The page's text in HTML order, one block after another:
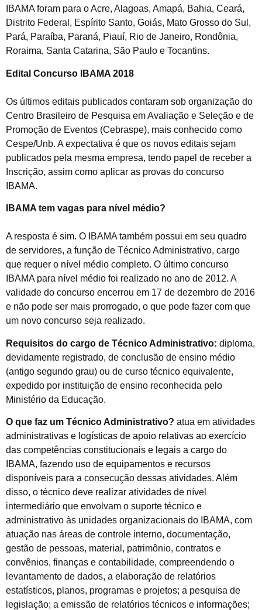
IBAMA foram para o Acre, Alagoas, Amapá, Bahia, Ceará,
Distrito Federal, Espírito Santo, Goiás, Mato Grosso do Sul,
Pará, Paraíba, Paraná, Piauí, Rio de Janeiro, Rondônia,
Roraima, Santa Catarina, São Paulo e Tocantins.
Edital Concurso IBAMA 2018
Os últimos editais publicados contaram sob organização do
Centro Brasileiro de Pesquisa em Avaliação e Seleção e de
Promoção de Eventos (Cebraspe), mais conhecido como
Cespe/Unb. A expectativa é que os novos editais sejam
publicados pela mesma empresa, tendo papel de receber a
Inscrição, assim como aplicar as provas do concurso
IBAMA.
IBAMA tem vagas para nível médio?
A resposta é sim. O IBAMA também possui em seu quadro
de servidores, a função de Técnico Administrativo, cargo
que requer o nível médio completo. O último concurso
IBAMA para nível médio foi realizado no ano de 2012. A
validade do concurso encerrou em 17 de dezembro de 2016
e não pode ser mais prorrogado, o que pode fazer com que
um novo concurso seja realizado.
Requisitos do cargo de Técnico Administrativo: diploma,
devidamente registrado, de conclusão de ensino médio
(antigo segundo grau) ou de curso técnico equivalente,
expedido por instituição de ensino reconhecida pelo
Ministério da Educação.
O que faz um Técnico Administrativo? atua em atividades
administrativas e logísticas de apoio relativas ao exercício
das competências constitucionais e legais a cargo do
IBAMA, fazendo uso de equipamentos e recursos
disponíveis para a consecução dessas atividades. Além
disso, o técnico deve realizar atividades de nível
intermediário que envolvam o suporte técnico e
administrativo às unidades organizacionais do IBAMA, com
atuação nas áreas de controle interno, documentação,
gestão de pessoas, material, patrimônio, contratos e
convênios, finanças e contabilidade, compreendendo o
levantamento de dados, a elaboração de relatórios
estatísticos, planos, programas e projetos; a pesquisa de
legislação; a emissão de relatórios técnicos e informações;